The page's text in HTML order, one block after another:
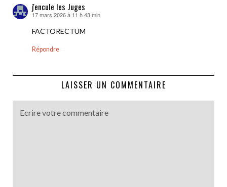
j'encule les Juges
dit :
17 mars 2026 à 11 h 43 min
FACTORECTUM
Répondre
LAISSER UN COMMENTAIRE